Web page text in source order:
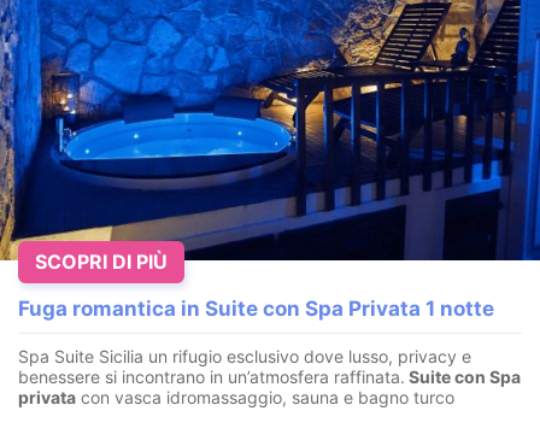
Fuga romantica in Suite con Spa Privata 1 notte
Spa Suite Sicilia un rifugio esclusivo dove lusso, privacy e
benessere si incontrano in un’atmosfera raffinata. Suite con Spa
privata con vasca idromassaggio, sauna e bagno turco
SCOPRI DI PIÙ